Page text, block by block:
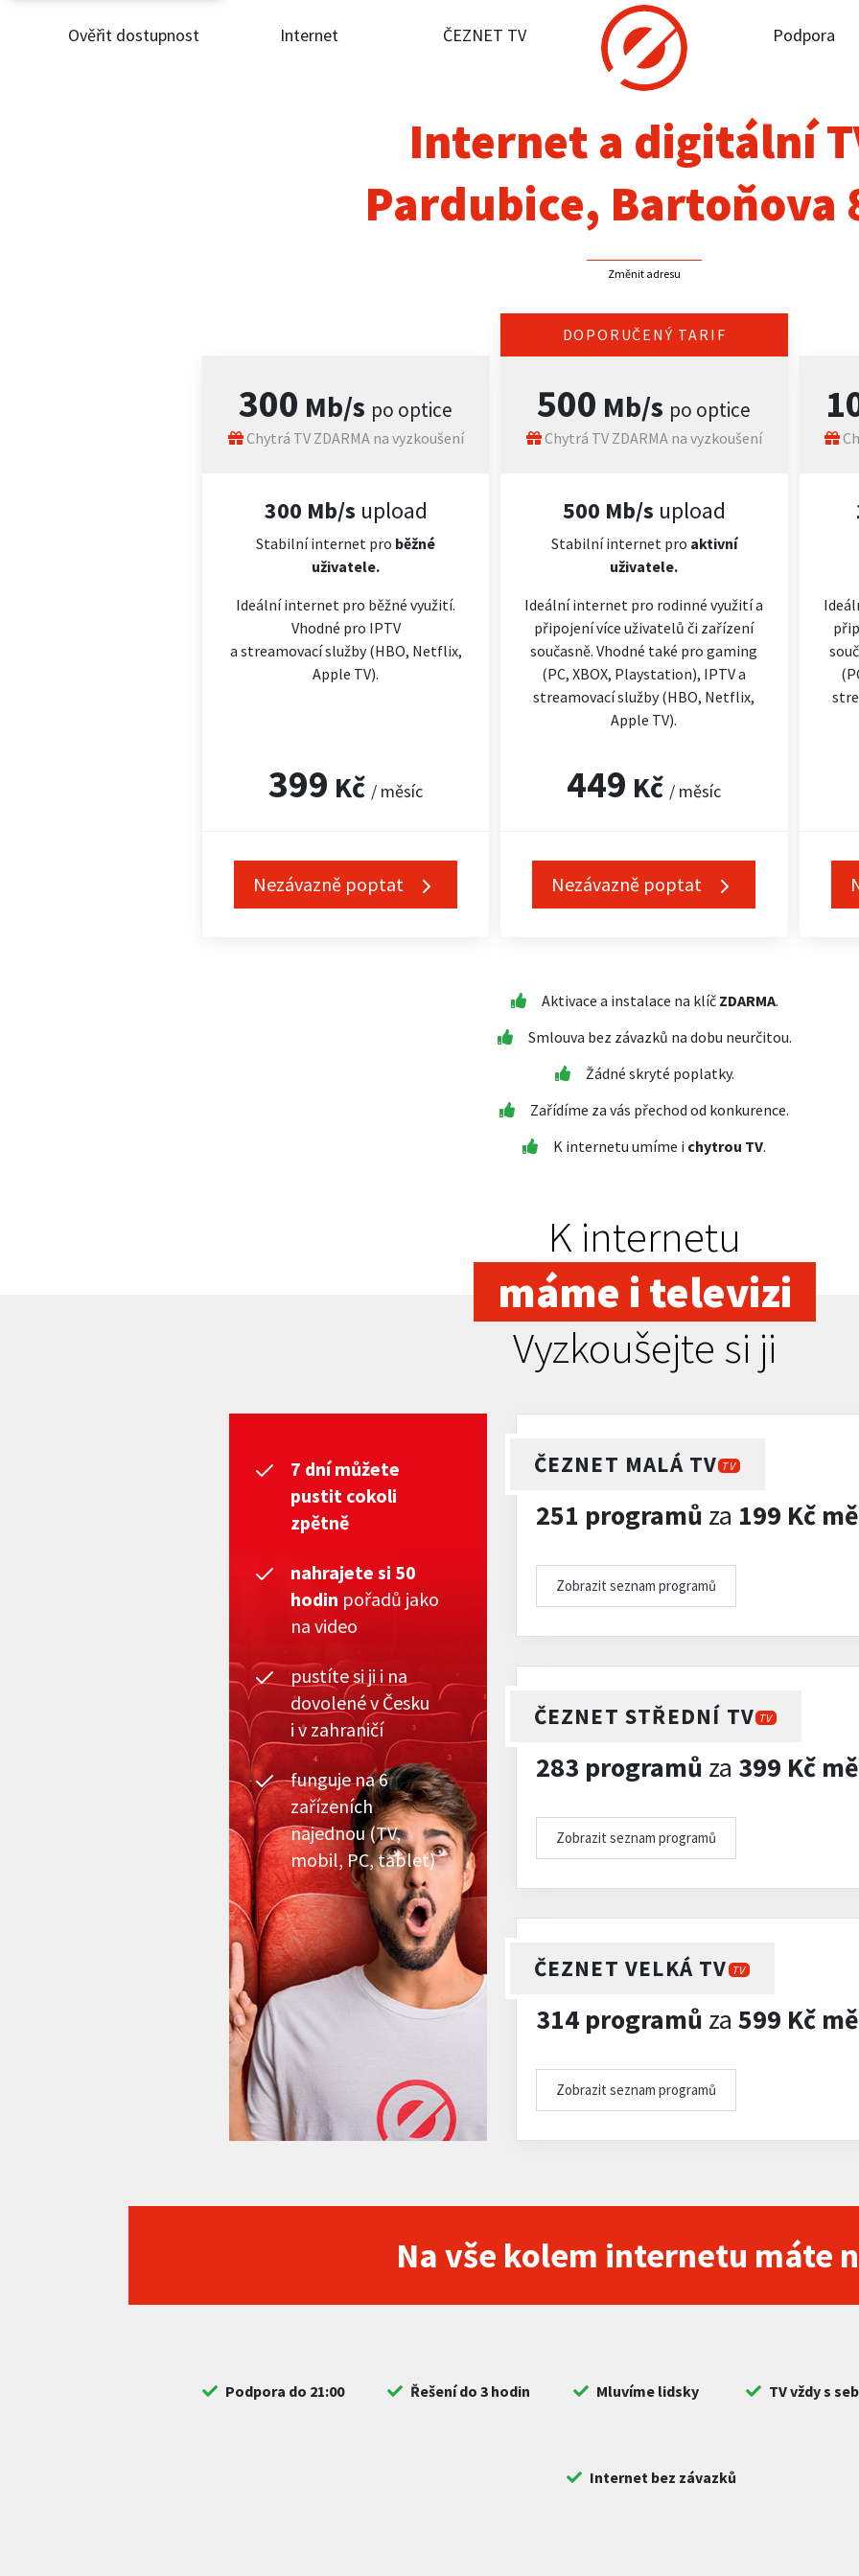
Ověřit dostupnost Internet ČEZNET TV Podpora
Internet
Podpora
Internet a digitální
Pardubice, Bartoňova
Změnit adresu
300 Mb/s po optice
Chytrá TV ZDARMA na vyzkoušení
300 Mb/s upload
Stabilní internet pro běžné
uživatele.
Ideální internet pro běžné využití.
Vhodné pro IPTV
a streamovací služby (HBO, Netflix,
Apple TV).
399 Kč / měsíc
Nezávazně poptat
DOPORUČENÝ TARIF
500 Mb/s po optice
Chytrá TV ZDARMA na vyzkoušení
500 Mb/s upload
Stabilní internet pro aktivní
uživatele.
Ideální internet pro rodinné využití a
připojení více uživatelů či zařízení
současně. Vhodné také pro gaming
(PC, XBOX, Playstation), IPTV a
streamovací služby (HBO, Netflix,
Apple TV).
449 Kč / měsíc
Nezávazně poptat
Aktivace a instalace na klíč ZDARMA.
Smlouva bez závazků na dobu neurčitou.
Žádné skryté poplatky.
Zařídíme za vás přechod od konkurence.
K internetu umíme i chytrou TV.
K internetu
máme i televizi
Vyzkoušejte si ji
7 dní můžete
pustit cokoli
zpětně
nahrajete si 50
hodin pořadů jako
na video
pustíte si ji i na
dovolené v Česku
i v zahraničí
funguje na 6
zařízeních
najednou (TV,
mobil, PC, tablet)
ČEZNET MALÁ TV TV
251 programů za 199 Kč
Zobrazit seznam programů
ČEZNET STŘEDNÍ TV TV
283 programů za 399 Kč
Zobrazit seznam programů
ČEZNET VELKÁ TV TV
314 programů za 599 Kč
Zobrazit seznam programů
Na vše kolem internetu máte
Podpora do 21:00 Řešení do 3 hodin Mluvíme lidsky TV vždy s
Internet bez závazků